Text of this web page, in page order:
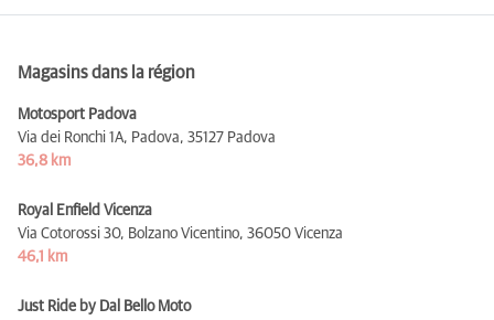
Magasins dans la région
Motosport Padova
Via dei Ronchi 1A, Padova, 35127 Padova
36,8 km
Royal Enfield Vicenza
Via Cotorossi 30, Bolzano Vicentino, 36050 Vicenza
46,1 km
Just Ride by Dal Bello Moto